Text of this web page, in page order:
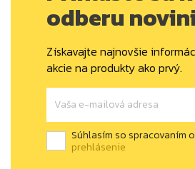
odberu
Získavajte najnovšie
akcie na produkty ako prvý.
Súhlasím so spracovaním
prehlásenie